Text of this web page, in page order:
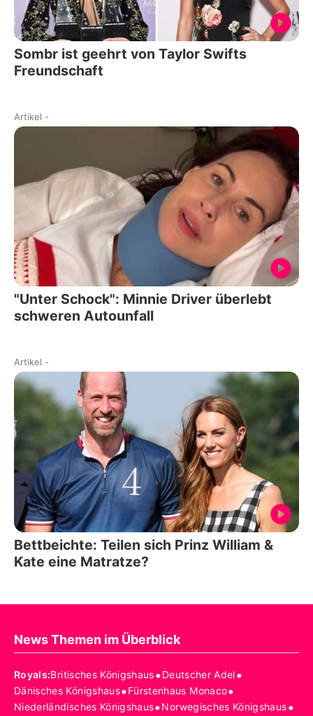
Sombr ist geehrt von Taylor Swifts
Freundschaft
Artikel -
"Unter Schock": Minnie Driver überlebt
schweren Autounfall
Artikel -
Bettbeichte: Teilen sich Prinz William &
Kate eine Matratze?
News Themen im Überblick
Royals:Britisches Königshaus•Deutscher Adel•
Dänisches Königshaus•Fürstenhaus Monaco•
Niederländisches Königshaus•Norwegisches Königshaus•